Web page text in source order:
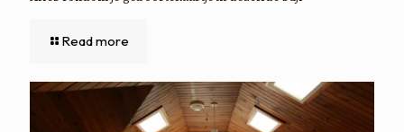
Read more